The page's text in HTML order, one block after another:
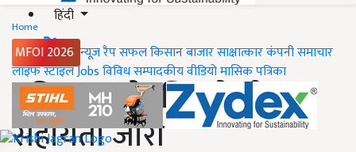
हिंदी
MFOI 2026 न्यूज़ रैपसफल किसानबाजारसाक्षात्कारकंपनी समाचार
लाइफ स्टाइलJobsविविधसम्पादकीयवीडियोमासिक पत्रिका
Home
ख़बरें
तमिलनाडु के लिए केंद्रीय
सहायता जारी